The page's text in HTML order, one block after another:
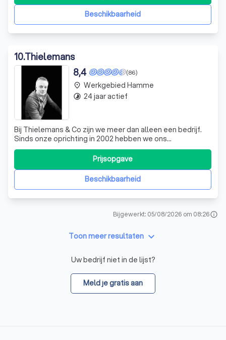
renovaties. Onze zaakvoerdeBeschikbaarheid
10.Thielemans
(86)
8,4
Bij Thielemans & Co zijn we meer dan alleen een bedrijf.
Sinds onze oprichting in 2002 hebben we ons
onderscheiden door onze toewijding aan kwaliteit en onze
passie voor wielrennen. Ons team, bestaande uit zowel
gevestigde renners als beloften, heeft zich keer op keer
bewezen in regionale wedstrijde
Beschikbaarheid
Prijsopgave
place Werkgebied Hamme
timelapse 24 jaar actief
Bijgewerkt: 05/08/2026 om 08:26info
Toon meer resultaten keyboard_arrow_down
Uw bedrijf niet in de lijst?
Meld je gratis aan